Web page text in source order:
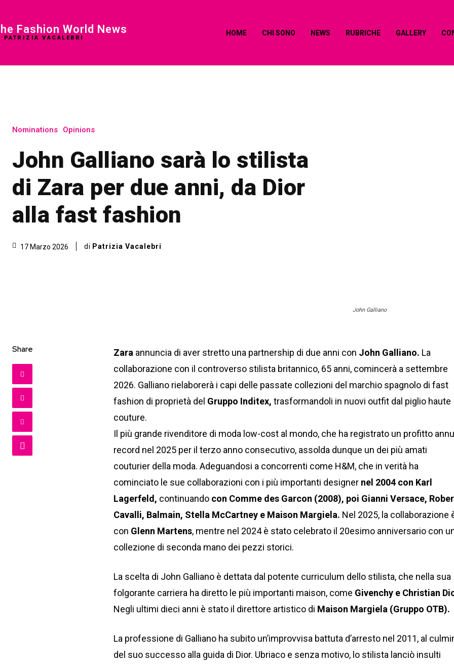
Fashion World News
PATRIZIA VACALEBRI
HOME CHI SONO NEWS RUBRICHE GALLERY
Nominations Opinions
John Galliano sarà lo stilista
di Zara per due anni, da Dior
alla fast fashion
17 Marzo 2026 di Patrizia Vacalebri
John Galliano
Share Zara annuncia di aver stretto una partnership di due anni con John Galliano. La
collaborazione con il controverso stilista britannico, 65 anni, comincerà a settembre
2026. Galliano rielaborerà i capi delle passate collezioni del marchio spagnolo di fast
fashion di proprietà del Gruppo Inditex, trasformandoli in nuovi outfit dal piglio haute
couture.
Il più grande rivenditore di moda low-cost al mondo, che ha registrato un profitto
record nel 2025 per il terzo anno consecutivo, assolda dunque un dei più amati
couturier della moda. Adeguandosi a concorrenti come H&M, che in verità ha
cominciato le sue collaborazioni con i più importanti designer nel 2004 con Karl
Lagerfeld, continuando con Comme des Garcon (2008), poi Gianni Versace,
Cavalli, Balmain, Stella McCartney e Maison Margiela. Nel 2025, la collaborazione
con Glenn Martens, mentre nel 2024 è stato celebrato il 20esimo anniversario con
collezione di seconda mano dei pezzi storici.
La scelta di John Galliano è dettata dal potente curriculum dello stilista, che nella sua
folgorante carriera ha diretto le più importanti maison, come Givenchy e Christian
Negli ultimi dieci anni è stato il direttore artistico di Maison Margiela (Gruppo OTB).
La professione di Galliano ha subito un’improvvisa battuta d’arresto nel 2011, al
del suo successo alla guida di Dior. Ubriaco e senza motivo, lo stilista lanciò insulti